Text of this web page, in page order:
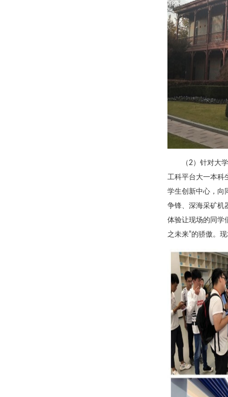
（2）针对大
工科平台大一本科
学生创新中心，向
争锋、深海采矿机
体验让现场的同学
之未来”的骄傲。